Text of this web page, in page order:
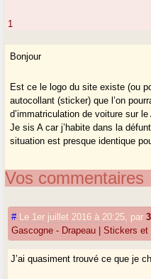
1
Bonjour
Est ce le logo du site existe (ou
autocollant (sticker) que l’on
d’immatriculation de voiture sur
Je sis A car j’habite dans la
situation est presque identique
Vos commentaires
# Le 1er juillet 2016 à 20:25 par
Gascogne - Drapeau | Stickers et
J’ai quasiment trouvé ce que je